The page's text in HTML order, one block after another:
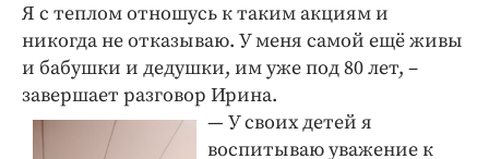
Я с теплом отношусь к таким акциям и
никогда не отказываю. У меня самой ещё живы
и бабушки и дедушки, им уже под 80 лет, ­–
завершает разговор Ирина.
— У своих детей я
воспитываю уважение к